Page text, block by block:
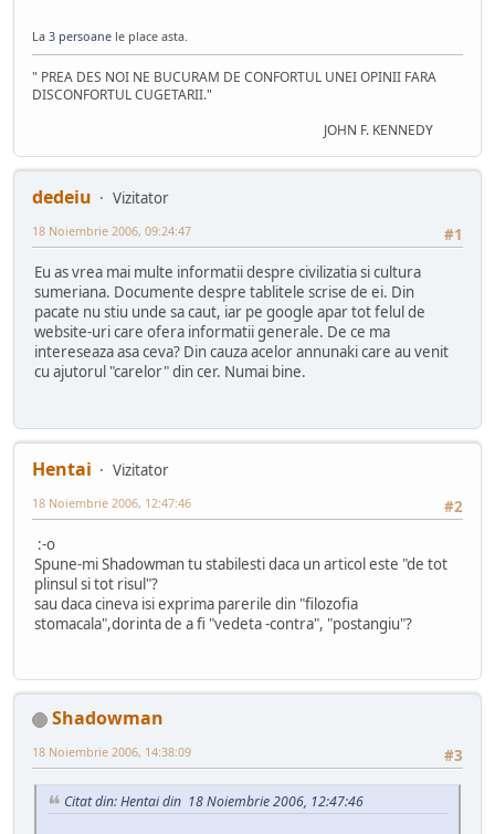
La 3 persoane le place asta.
" PREA DES NOI NE BUCURAM DE CONFORTUL UNEI OPINII FARA
DISCONFORTUL CUGETARII."
JOHN F. KENNEDY
dedeiu
Vizitator
#1
18 Noiembrie 2006, 09:24:47
Eu as vrea mai multe informatii despre civilizatia si cultura
sumeriana. Documente despre tablitele scrise de ei. Din
pacate nu stiu unde sa caut, iar pe google apar tot felul de
website-uri care ofera informatii generale. De ce ma
intereseaza asa ceva? Din cauza acelor annunaki care au venit
cu ajutorul "carelor" din cer. Numai bine.
Hentai
Vizitator
#2
18 Noiembrie 2006, 12:47:46
:-o
Spune-mi Shadowman tu stabilesti daca un articol este "de tot
plinsul si tot risul"?
sau daca cineva isi exprima parerile din "filozofia
stomacala",dorinta de a fi "vedeta -contra", "postangiu"?
Shadowman
#3
18 Noiembrie 2006, 14:38:09
Citat din: Hentai din 18 Noiembrie 2006, 12:47:46